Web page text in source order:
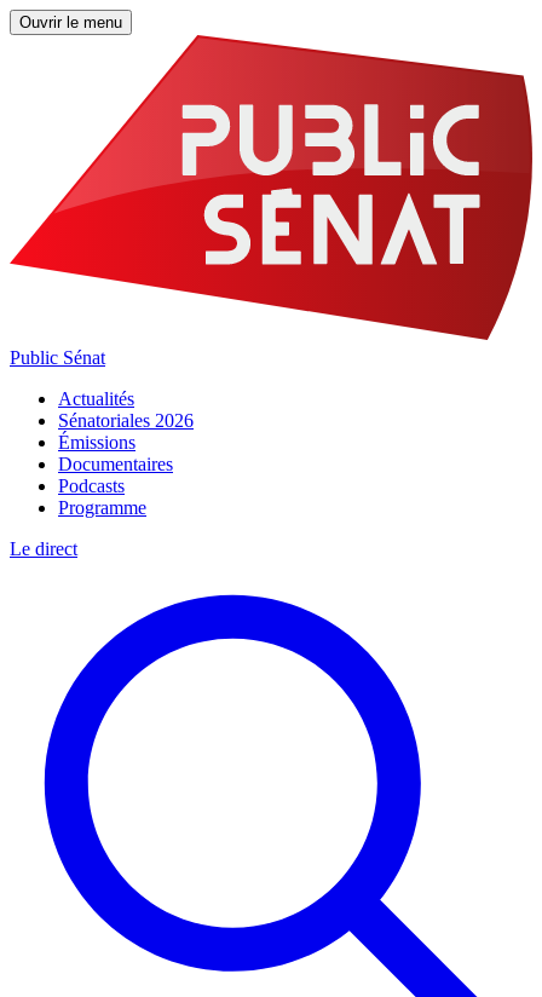
Ouvrir le menu
Public Sénat
Actualités
Sénatoriales 2026
Émissions
Documentaires
Podcasts
Programme
Le direct